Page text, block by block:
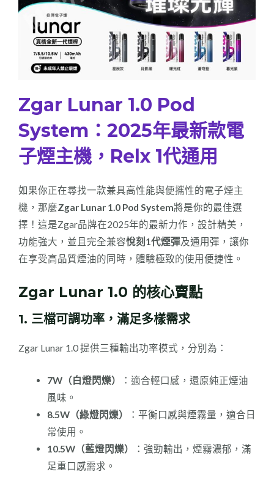
Zgar Lunar 1.0 Pod
System：2025年最新款電
子煙主機，Relx 1代通用
如果你正在尋找一款兼具高性能與便攜性的電子煙主
機，那麼Zgar Lunar 1.0 Pod System將是你的最佳選
擇！這是Zgar品牌在2025年的最新力作，設計精美，
功能強大，並且完全兼容悅刻1代煙彈及通用彈，讓你
在享受高品質煙油的同時，體驗極致的使用便捷性。
Zgar Lunar 1.0 的核心賣點
1. 三檔可調功率，滿足多樣需求
Zgar Lunar 1.0 提供三種輸出功率模式，分別為：
7W（白燈閃爍）
：適合輕口感，還原純正煙油
風味。
8.5W（綠燈閃爍）
：平衡口感與煙霧量，適合日
常使用。
10.5W（藍燈閃爍）
：強勁輸出，煙霧濃郁，滿
足重口感需求。